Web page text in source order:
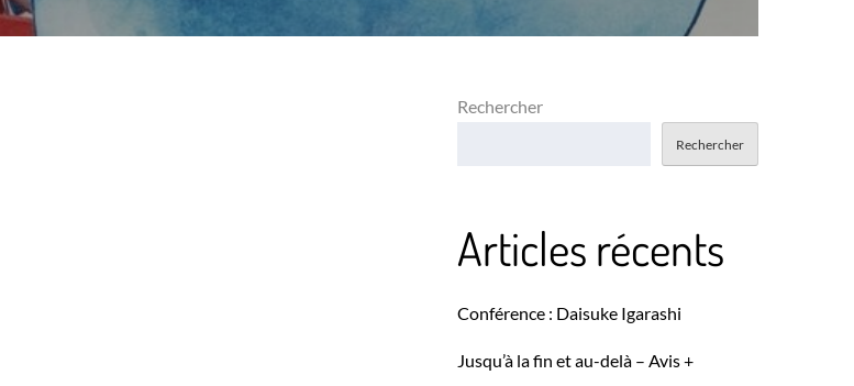
Rechercher
Rechercher
Articles récents
Conférence : Daisuke Igarashi
Jusqu’à la fin et au-delà – Avis +